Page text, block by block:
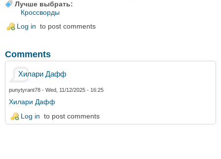
Лучше выбрать:
Кроссворды
Log in to post comments
Comments
Хилари Дафф
punytyrant78- Wed, 11/12/2025 - 16:25
Хилари Дафф
Log in to post comments